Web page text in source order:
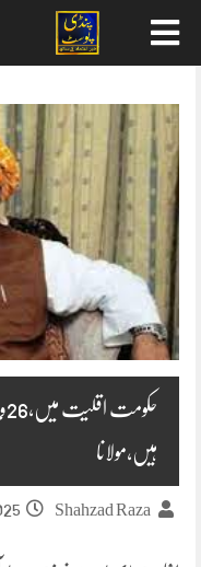
content
ہیں،مولانا
Shahzad Raza